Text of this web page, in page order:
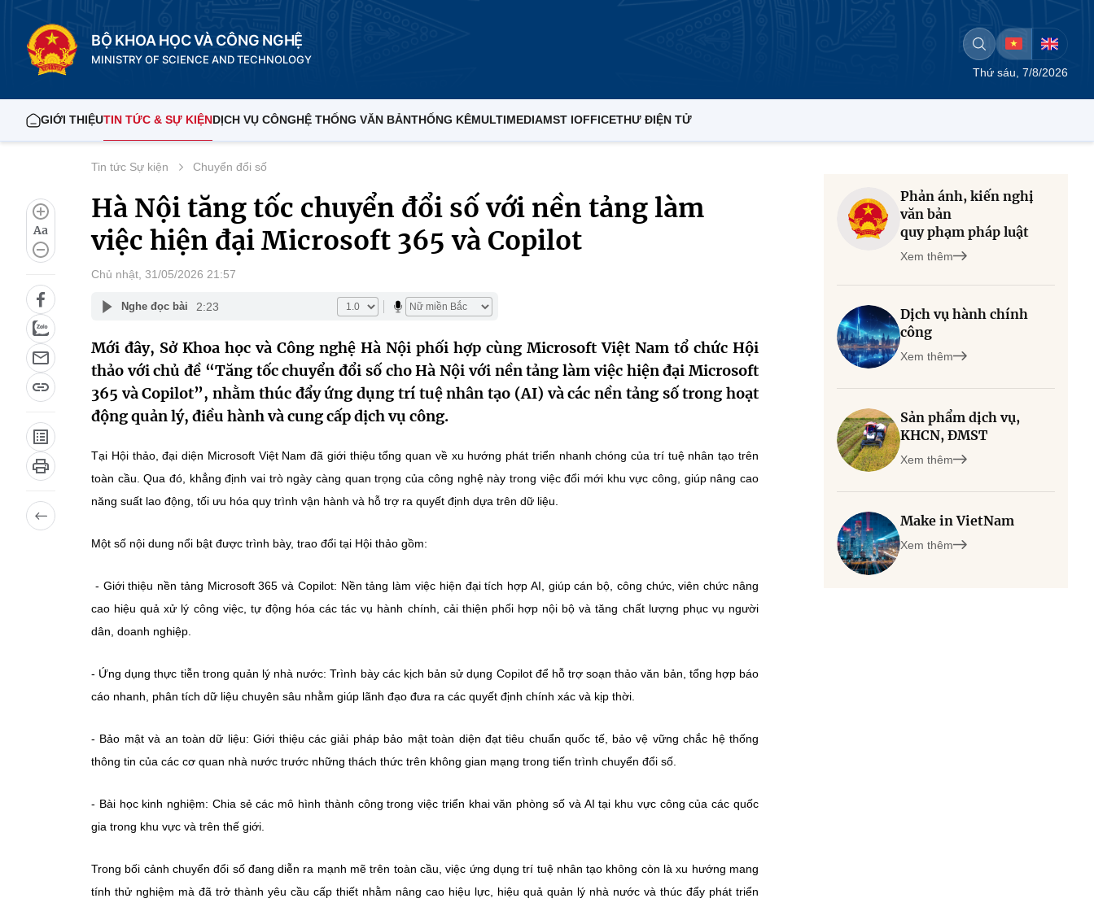
BỘ KHOA HỌC VÀ CÔNG NGHỆ
MINISTRY OF SCIENCE AND TECHNOLOGY
Thứ sáu, 7/8/2026
GIỚI THIỆUTIN TỨC & SỰ KIỆNDỊCH VỤ CÔNGHỆ THỐNG VĂN BẢNTHỐNG KÊMULTIMEDIAMST IOFFICETHƯ ĐIỆN TỬ
Aa
Tin tức Sự kiện Chuyển đổi số
Hà Nội tăng tốc chuyển đổi số với nền tảng làm
việc hiện đại Microsoft 365 và Copilot
Chủ nhật, 31/05/2026 21:57
Nghe đọc bài 2:23
Mới đây, Sở Khoa học và Công nghệ Hà Nội phối hợp cùng Microsoft Việt Nam tổ chức Hội
thảo với chủ đề “Tăng tốc chuyển đổi số cho Hà Nội với nền tảng làm việc hiện đại Microsoft
365 và Copilot”, nhằm thúc đẩy ứng dụng trí tuệ nhân tạo (AI) và các nền tảng số trong hoạt
động quản lý, điều hành và cung cấp dịch vụ công.
Tại Hội thảo, đại diện Microsoft Việt Nam đã giới thiệu tổng quan về xu hướng phát triển nhanh chóng của trí tuệ nhân tạo trên
toàn cầu. Qua đó, khẳng định vai trò ngày càng quan trọng của công nghệ này trong việc đổi mới khu vực công, giúp nâng cao
năng suất lao động, tối ưu hóa quy trình vận hành và hỗ trợ ra quyết định dựa trên dữ liệu.
Một số nội dung nổi bật được trình bày, trao đổi tại Hội thảo gồm:
- Giới thiệu nền tảng Microsoft 365 và Copilot: Nền tảng làm việc hiện đại tích hợp AI, giúp cán bộ, công chức, viên chức nâng
cao hiệu quả xử lý công việc, tự động hóa các tác vụ hành chính, cải thiện phối hợp nội bộ và tăng chất lượng phục vụ người
dân, doanh nghiệp.
- Ứng dụng thực tiễn trong quản lý nhà nước: Trình bày các kịch bản sử dụng Copilot để hỗ trợ soạn thảo văn bản, tổng hợp báo
cáo nhanh, phân tích dữ liệu chuyên sâu nhằm giúp lãnh đạo đưa ra các quyết định chính xác và kịp thời.
- Bảo mật và an toàn dữ liệu: Giới thiệu các giải pháp bảo mật toàn diện đạt tiêu chuẩn quốc tế, bảo vệ vững chắc hệ thống
thông tin của các cơ quan nhà nước trước những thách thức trên không gian mạng trong tiến trình chuyển đổi số.
- Bài học kinh nghiệm: Chia sẻ các mô hình thành công trong việc triển khai văn phòng số và AI tại khu vực công của các quốc
gia trong khu vực và trên thế giới.
Trong bối cảnh chuyển đổi số đang diễn ra mạnh mẽ trên toàn cầu, việc ứng dụng trí tuệ nhân tạo không còn là xu hướng mang
tính thử nghiệm mà đã trở thành yêu cầu cấp thiết nhằm nâng cao hiệu lực, hiệu quả quản lý nhà nước và thúc đẩy phát triển
Phản ánh, kiến nghị
văn bản
quy phạm pháp luật
Xem thêm
Dịch vụ hành chính
công
Xem thêm
Sản phẩm dịch vụ,
KHCN, ĐMST
Xem thêm
Make in VietNam
Xem thêm